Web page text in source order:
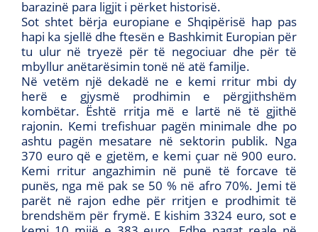
barazinë para ligjit i përket historisë.
Sot shtet bërja europiane e Shqipërisë hap pas
hapi ka sjellë dhe ftesën e Bashkimit Europian për
tu ulur në tryezë për të negociuar dhe për të
mbyllur anëtarësimin tonë në atë familje.
Në vetëm një dekadë ne e kemi rritur mbi dy
herë e gjysmë prodhimin e përgjithshëm
kombëtar. Është rritja më e lartë në të gjithë
rajonin. Kemi trefishuar pagën minimale dhe po
ashtu pagën mesatare në sektorin publik. Nga
370 euro që e gjetëm, e kemi çuar në 900 euro.
Kemi rritur angazhimin në punë të forcave të
punës, nga më pak se 50 % në afro 70%. Jemi të
parët në rajon edhe për rritjen e prodhimit të
brendshëm për frymë. E kishim 3324 euro, sot e